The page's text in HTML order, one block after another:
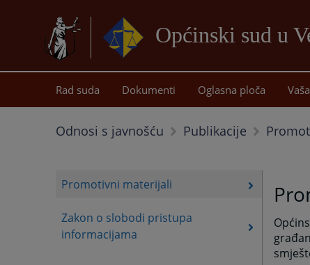
Općinski sud u
Rad suda Dokumenti Oglasna ploča
Odnosi s javnošću Publikacije
Promotivni materijali
Zakon o slobodi pristupa
informacijama